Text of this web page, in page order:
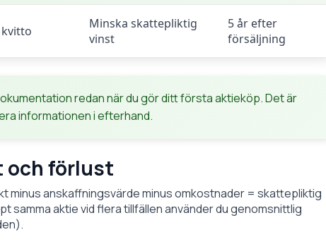
kvitto
Minska skattepliktig
vinst
5 år efter
försäljning
redan när du gör ditt första aktieköp. Det är
informationen i efterhand.
och förlust
minus anskaffningsvärde minus omkostnader = skattepliktig
samma aktie vid flera tillfällen använder du genomsnittlig